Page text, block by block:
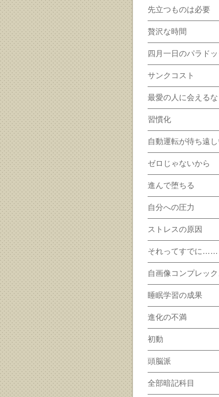
先立つものは必要
贅沢な時間
四月一日のパラド
サンクコスト
最愛の人に会える
習慣化
自動運転が待ち遠
ゼロじゃないから
進んで堕ちる
自分への圧力
ストレスの原因
それってすでに……
自画像コンプレッ
睡眠学習の成果
進化の不満
初動
頭脳派
全部暗記科目